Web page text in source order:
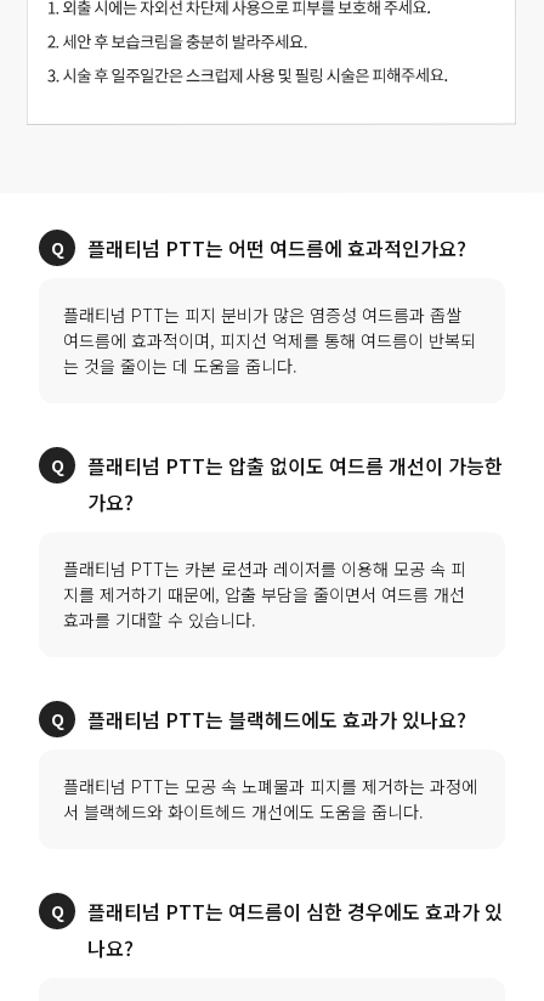
플래티넘 PTT는 어떤 여드름에 효과적인가요?
플래티넘 PTT는 피지 분비가 많은 염증성 여드름과 좁쌀
여드름에 효과적이며, 피지선 억제를 통해 여드름이 반복되
는 것을 줄이는 데 도움을 줍니다.
플래티넘 PTT는 압출 없이도 여드름 개선이 가능한
가요?
플래티넘 PTT는 카본 로션과 레이저를 이용해 모공 속 피
지를 제거하기 때문에, 압출 부담을 줄이면서 여드름 개선
효과를 기대할 수 있습니다.
플래티넘 PTT는 블랙헤드에도 효과가 있나요?
플래티넘 PTT는 모공 속 노폐물과 피지를 제거하는 과정에
서 블랙헤드와 화이트헤드 개선에도 도움을 줍니다.
플래티넘 PTT는 여드름이 심한 경우에도 효과가 있
나요?